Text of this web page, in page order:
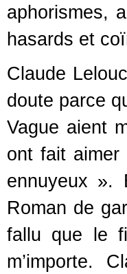
aphorismes,
hasards et
Claude
doute parce
Vague aient
ont fait aimer
ennuyeux ».
Roman de
fallu que le
m’importe.